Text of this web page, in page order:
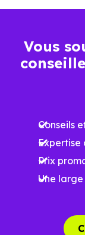
Vous
Conseils
Expertise
Prix
Une